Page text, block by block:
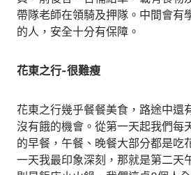
帶隊老師在領騎及押隊。中間會有
的人，安全十分有保障。
花東之行-很難瘦
花東之行幾乎餐餐美食，路途中還
沒有餓的機會。從第一天起我們每
的早餐，午餐、晚餐大部分都是吃
一天我最印象深刻，那就是第二天